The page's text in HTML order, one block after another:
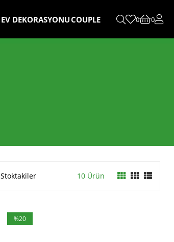
EV DEKORASYONUCOUPLE 0 0
Stoktakiler 10 Ürün
%20